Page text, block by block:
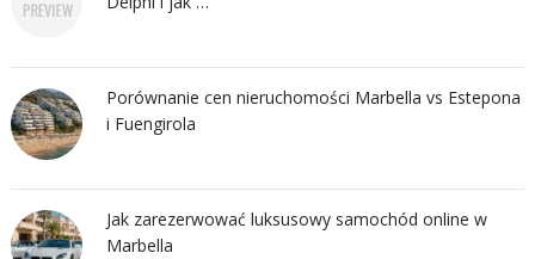
Porównanie cen nieruchomości Marbella vs Estepona
i Fuengirola
Jak zarezerwować luksusowy samochód online w
Marbella